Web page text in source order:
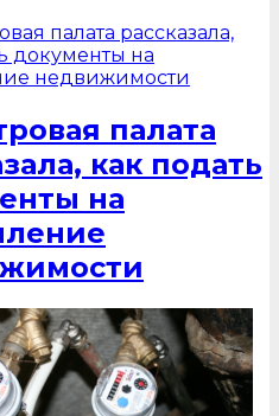
палата
как подать
на